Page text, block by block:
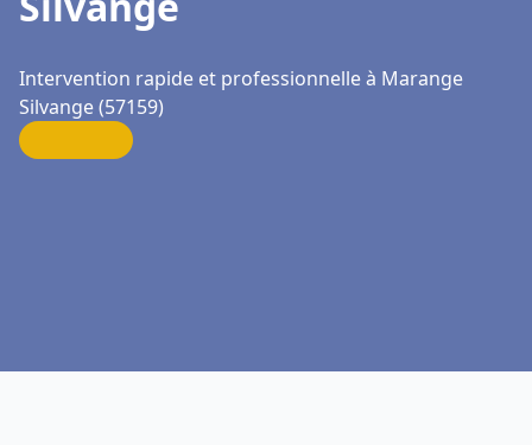
Intervention rapide et professionnelle à Marange
Silvange (57159)